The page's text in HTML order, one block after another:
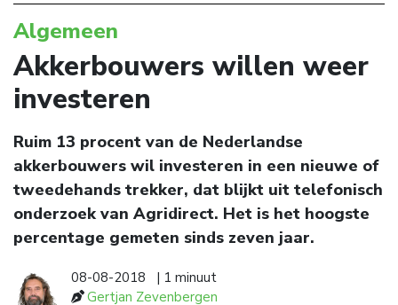
Algemeen
Akkerbouwers willen weer
investeren
Ruim 13 procent van de Nederlandse
akkerbouwers wil investeren in een nieuwe of
tweedehands trekker, dat blijkt uit telefonisch
onderzoek van Agridirect. Het is het hoogste
percentage gemeten sinds zeven jaar.
08-08-2018
| 1 minuut
Gertjan Zevenbergen